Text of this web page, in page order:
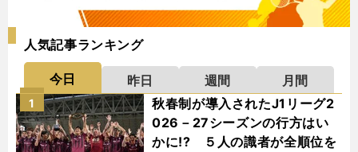
人気記事ランキング
今日 昨日 週間
月間
秋春制が導入されたJ1リーグ2
026－27シーズンの行方はい
かに!? ５人の識者が全順位を
1